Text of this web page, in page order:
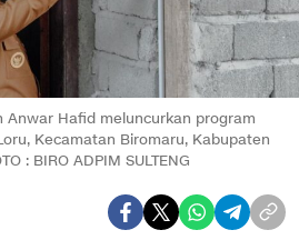
Anwar Hafid meluncurkan program
Kecamatan Biromaru, Kabupaten
: BIRO ADPIM SULTENG